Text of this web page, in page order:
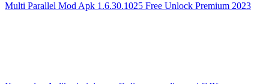
Multi Parallel Mod Apk 1.6.30.1025 Free Unlock Premium 2023